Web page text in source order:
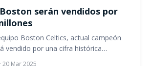
serán vendidos por
Boston Celtics, actual campeón
vendido por una cifra histórica…
· 20 Mar 2025